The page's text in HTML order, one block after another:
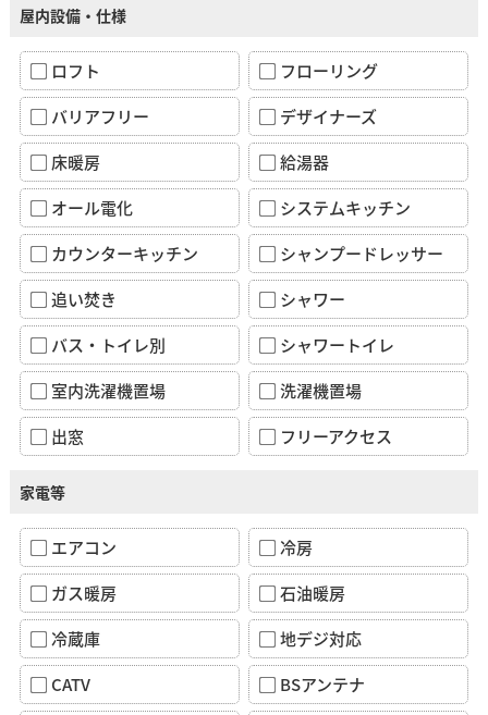
屋内設備・仕様
ロフト
フローリング
バリアフリー
デザイナーズ
床暖房
給湯器
オール電化
システムキッチン
カウンターキッチン
シャンプードレッサー
追い焚き
シャワー
バス・トイレ別
シャワートイレ
室内洗濯機置場
洗濯機置場
出窓
フリーアクセス
家電等
エアコン
冷房
ガス暖房
石油暖房
冷蔵庫
地デジ対応
CATV
BSアンテナ